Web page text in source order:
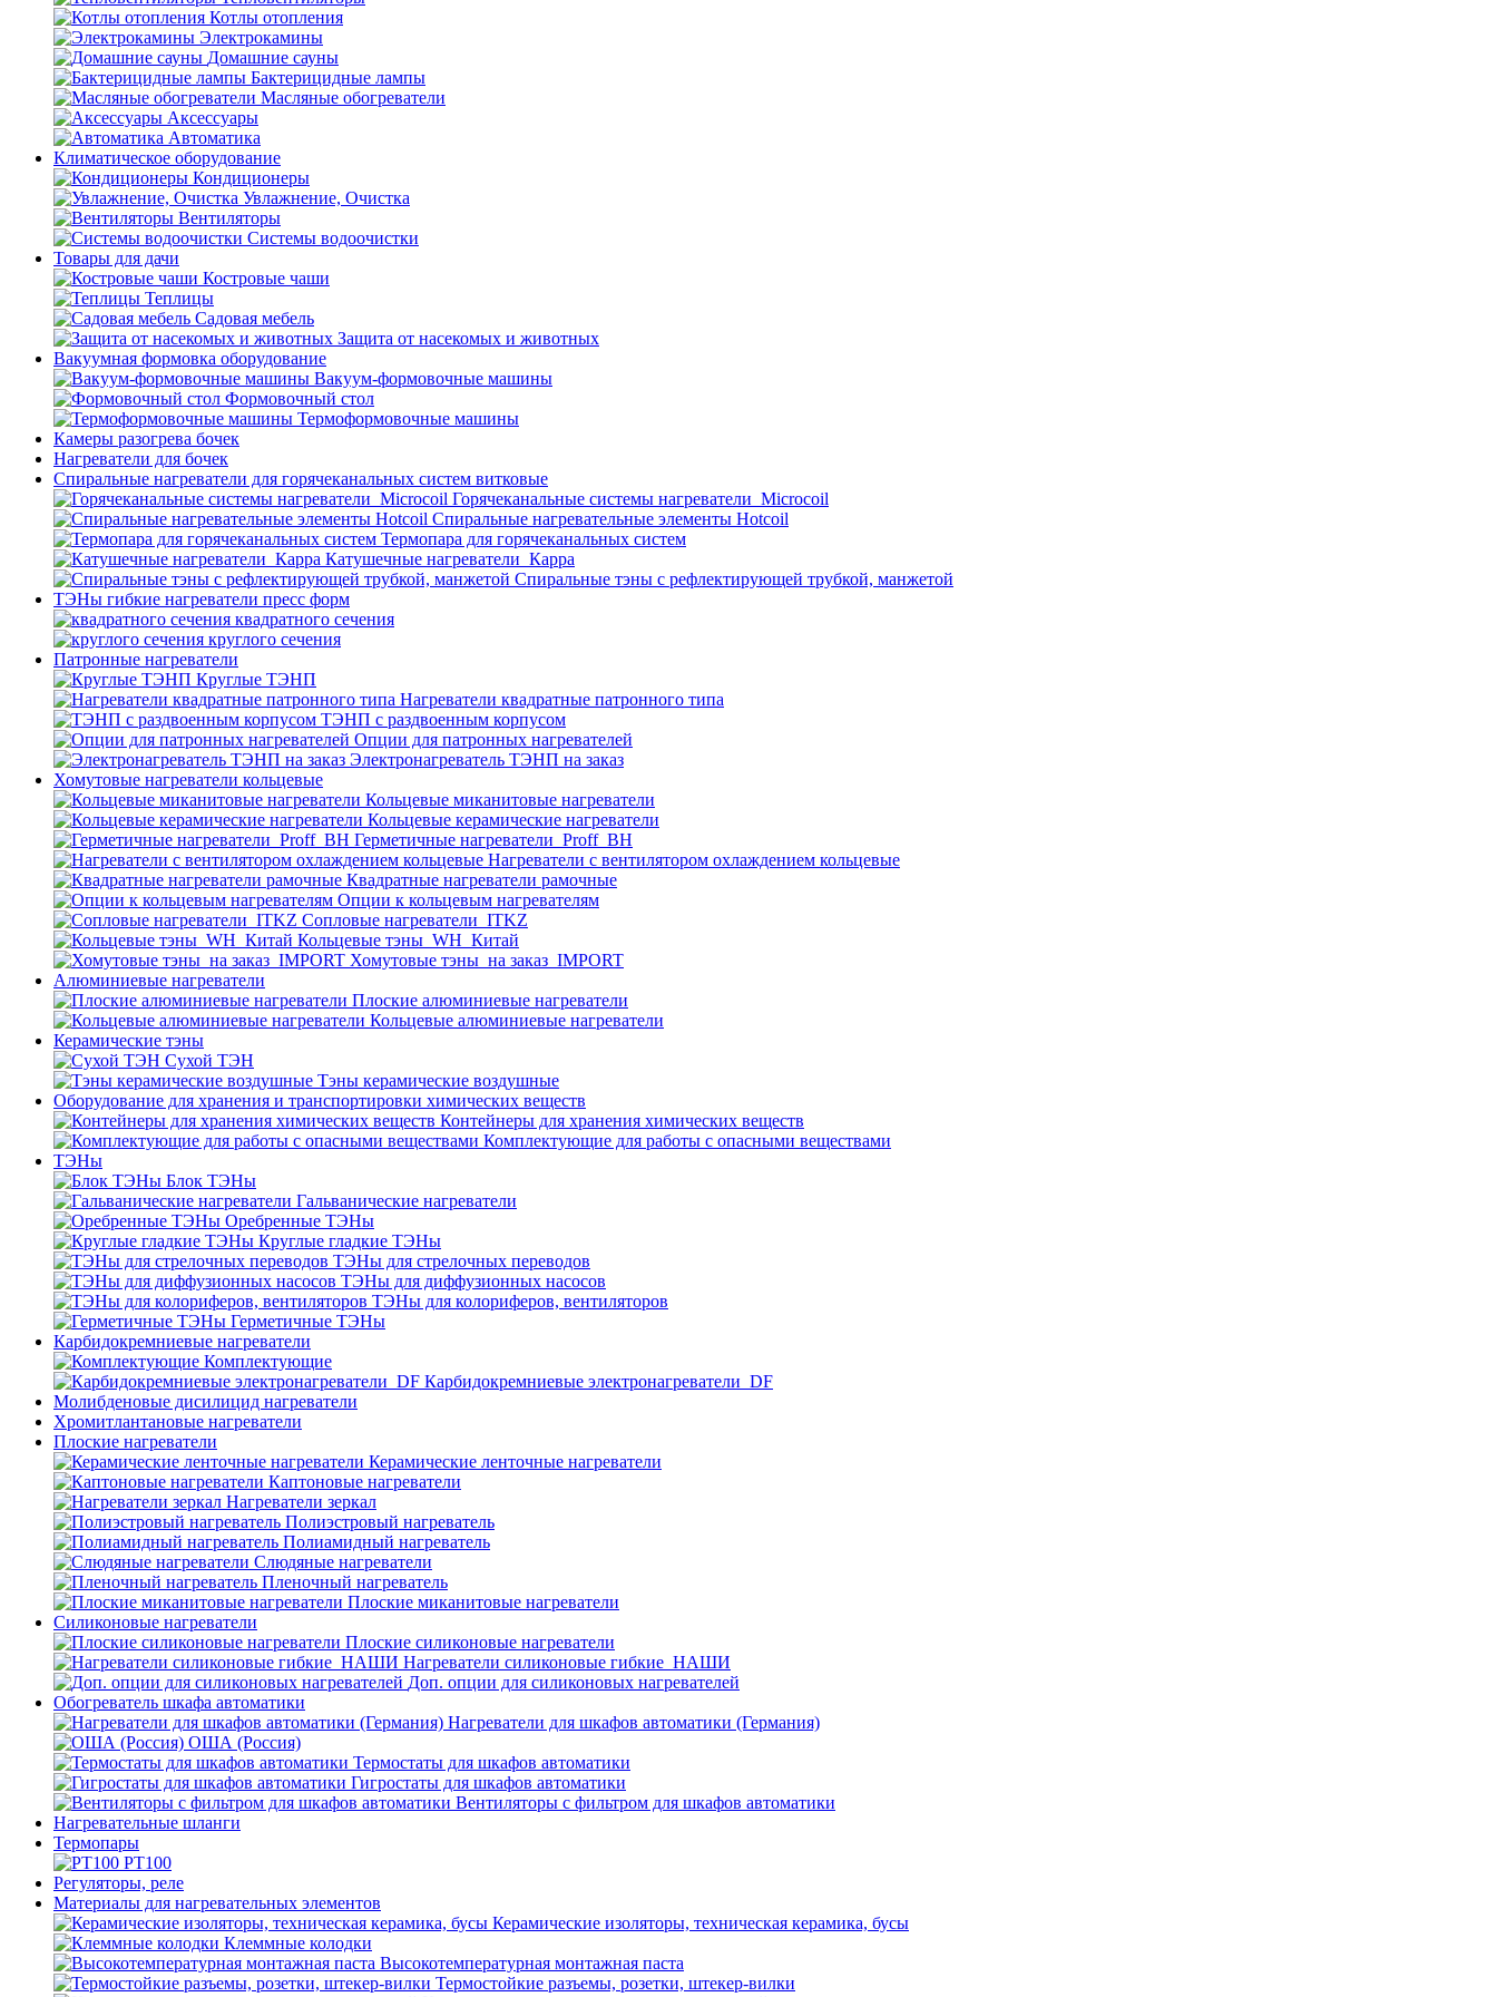
Котлы отопления
Электрокамины
Домашние сауны
Бактерицидные лампы
Масляные обогреватели
Аксессуары
Автоматика
Климатическое оборудование
Кондиционеры
Увлажнение, Очистка
Вентиляторы
Системы водоочистки
Товары для дачи
Костровые чаши
Теплицы
Садовая мебель
Защита от насекомых и животных
Вакуумная формовка оборудование
Вакуум-формовочные машины
Формовочный стол
Термоформовочные машины
Камеры разогрева бочек
Нагреватели для бочек
Спиральные нагреватели для горячеканальных систем витковые
Горячеканальные системы нагреватели_Microcoil
Спиральные нагревательные элементы Hotcoil
Термопара для горячеканальных систем
Катушечные нагреватели_Карра
Спиральные тэны с рефлектирующей трубкой, манжетой
ТЭНы гибкие нагреватели пресс форм
квадратного сечения
круглого сечения
Патронные нагреватели
Круглые ТЭНП
Нагреватели квадратные патронного типа
ТЭНП с раздвоенным корпусом
Опции для патронных нагревателей
Электронагреватель ТЭНП на заказ
Хомутовые нагреватели кольцевые
Кольцевые миканитовые нагреватели
Кольцевые керамические нагреватели
Герметичные нагреватели_Proff_BH
Нагреватели с вентилятором охлаждением кольцевые
Квадратные нагреватели рамочные
Опции к кольцевым нагревателям
Cопловые нагреватели_ITKZ
Кольцевые тэны_WH_Китай
Хомутовые тэны_на заказ_IMPORT
Алюминиевые нагреватели
Плоские алюминиевые нагреватели
Кольцевые алюминиевые нагреватели
Керамические тэны
Сухой ТЭН
Тэны керамические воздушные
Оборудование для хранения и транспортировки химических веществ
Контейнеры для хранения химических веществ
Комплектующие для работы с опасными веществами
ТЭНы
Блок ТЭНы
Гальванические нагреватели
Оребренные ТЭНы
Круглые гладкие ТЭНы
ТЭНы для стрелочных переводов
ТЭНы для диффузионных насосов
ТЭНы для колориферов, вентиляторов
Герметичные ТЭНы
Карбидокремниевые нагреватели
Комплектующие
Карбидокремниевые электронагреватели_DF
Молибденовые дисилицид нагреватели
Хромитлантановые нагреватели
Плоские нагреватели
Керамические ленточные нагреватели
Каптоновые нагреватели
Нагреватели зеркал
Полиэстровый нагреватель
Полиамидный нагреватель
Слюдяные нагреватели
Пленочный нагреватель
Плоские миканитовые нагреватели
Силиконовые нагреватели
Плоские силиконовые нагреватели
Нагреватели силиконовые гибкие_НАШИ
Доп. опции для силиконовых нагревателей
Обогреватель шкафа автоматики
Нагреватели для шкафов автоматики (Германия)
ОША (Россия)
Термостаты для шкафов автоматики
Гигростаты для шкафов автоматики
Вентиляторы с фильтром для шкафов автоматики
Нагревательные шланги
Термопары
PT100
Регуляторы, реле
Материалы для нагревательных элементов
Керамические изоляторы, техническая керамика, бусы
Клеммные колодки
Высокотемпературная монтажная паста
Термостойкие разъемы, розетки, штекер-вилки